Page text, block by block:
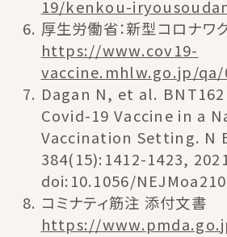
19/kenkou-
厚生労働省：新型コロナワ
https://www.cov19-
vaccine.mhlw.go.jp/
Dagan N, et al.
Covid-19 Vaccine in a
Vaccination Setting. N
384(15):1412-1423,
doi:10.1056/
コミナティ筋注 添付文書
https://